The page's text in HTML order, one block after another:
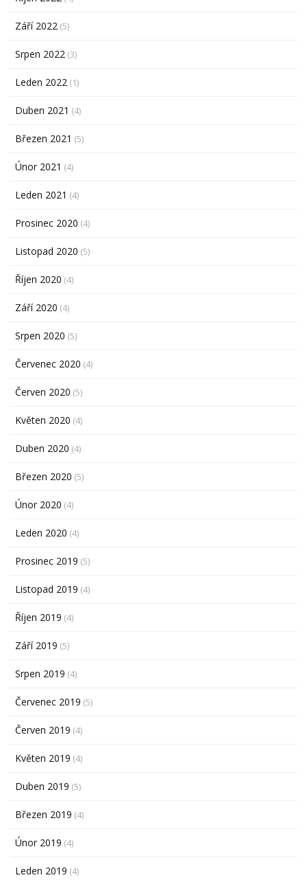
Září 2022 (5)
Srpen 2022 (3)
Leden 2022 (1)
Duben 2021 (4)
Březen 2021 (5)
Únor 2021 (4)
Leden 2021 (4)
Prosinec 2020 (4)
Listopad 2020 (5)
Říjen 2020 (4)
Září 2020 (4)
Srpen 2020 (5)
Červenec 2020 (4)
Červen 2020 (5)
Květen 2020 (4)
Duben 2020 (4)
Březen 2020 (5)
Únor 2020 (4)
Leden 2020 (4)
Prosinec 2019 (5)
Listopad 2019 (4)
Říjen 2019 (4)
Září 2019 (5)
Srpen 2019 (4)
Červenec 2019 (5)
Červen 2019 (4)
Květen 2019 (4)
Duben 2019 (5)
Březen 2019 (4)
Únor 2019 (4)
Leden 2019 (4)